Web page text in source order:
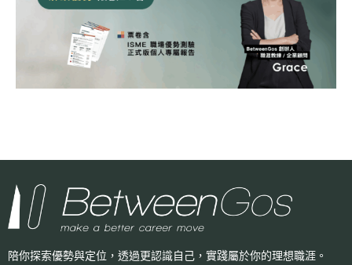
陪你探索優勢與定位，透過更認識自己， 實踐屬於你的理想職涯。